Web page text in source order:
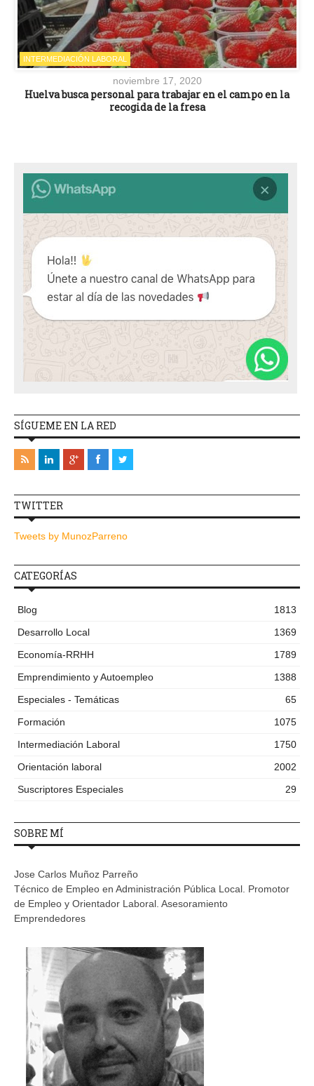
INTERMEDIACIÓN LABORAL
noviembre 17, 2020
Huelva busca personal para trabajar en el campo en la
recogida de la fresa
SÍGUEME EN LA RED
TWITTER
Tweets by MunozParreno
CATEGORÍAS
Blog
1813
Desarrollo Local
1369
Economía-RRHH
1789
Emprendimiento y Autoempleo
1388
Especiales - Temáticas
65
Formación
1075
Intermediación Laboral
1750
Orientación laboral
2002
Suscriptores Especiales
29
SOBRE MÍ
Jose Carlos Muñoz Parreño
Técnico de Empleo en Administración Pública Local. Promotor
de Empleo y Orientador Laboral. Asesoramiento
Emprendedores